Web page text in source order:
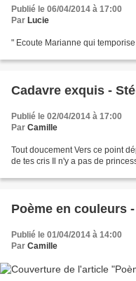
Publié le 06/04/2014 à 17:00
Par Lucie
" Ecoute Marianne qui
Cadavre exquis -
Publié le 02/04/2014 à 17:00
Par Camille
Tout doucement Vers ce point
de tes cris Il n'y a pas de
Poème en couleurs
Publié le 01/04/2014 à 14:00
Par Camille